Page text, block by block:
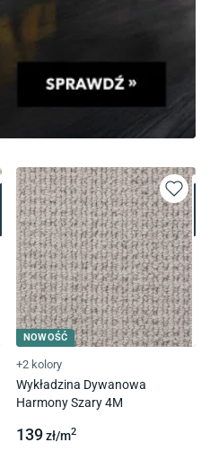
NOWOŚĆ
+2 kolory
Wykładzina Dywanowa
Harmony Szary 4M
139zł/m2